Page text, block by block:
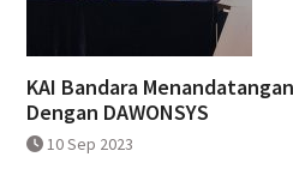
KAI Bandara
Dengan DAWONSYS
10 Sep 2023